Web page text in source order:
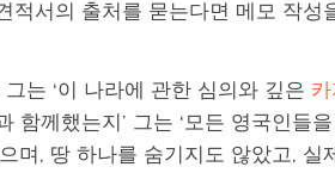
적서의 출처를 묻는다면 메모 작성
는 ‘이 나라에 관한 심의와 깊은
께했는지’ 그는 ‘모든 영국인들
며, 땅 하나를 숨기지도 않았고, 실